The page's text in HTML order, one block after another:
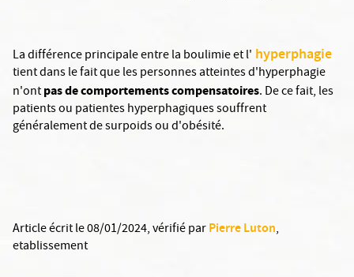
La différence principale entre la boulimie et l' hyperphagie
tient dans le fait que les personnes atteintes d'hyperphagie
n'ontpas de comportements compensatoires. De ce fait, les
patients ou patientes hyperphagiques souffrent
généralement de surpoids ou d'obésité.
Article écrit le 08/01/2024, vérifié parPierre Luton,
etablissement